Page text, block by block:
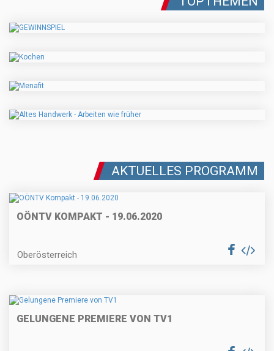
AKTUELLES PROGRAMM
OÖNTV KOMPAKT - 19.06.2020
Oberösterreich
GELUNGENE PREMIERE VON TV1